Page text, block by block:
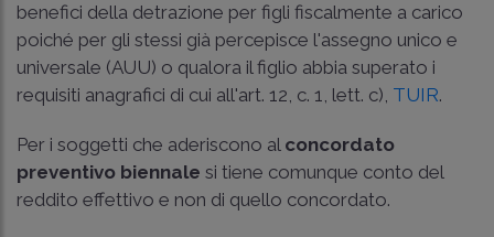
benefici della detrazione per figli fiscalmente a carico
poiché per gli stessi già percepisce l'assegno unico e
universale (AUU) o qualora il figlio abbia superato i
requisiti anagrafici di cui all'art. 12, c. 1, lett. c), TUIR.
Per i soggetti che aderiscono al concordato
preventivo biennale si tiene comunque conto del
reddito effettivo e non di quello concordato.